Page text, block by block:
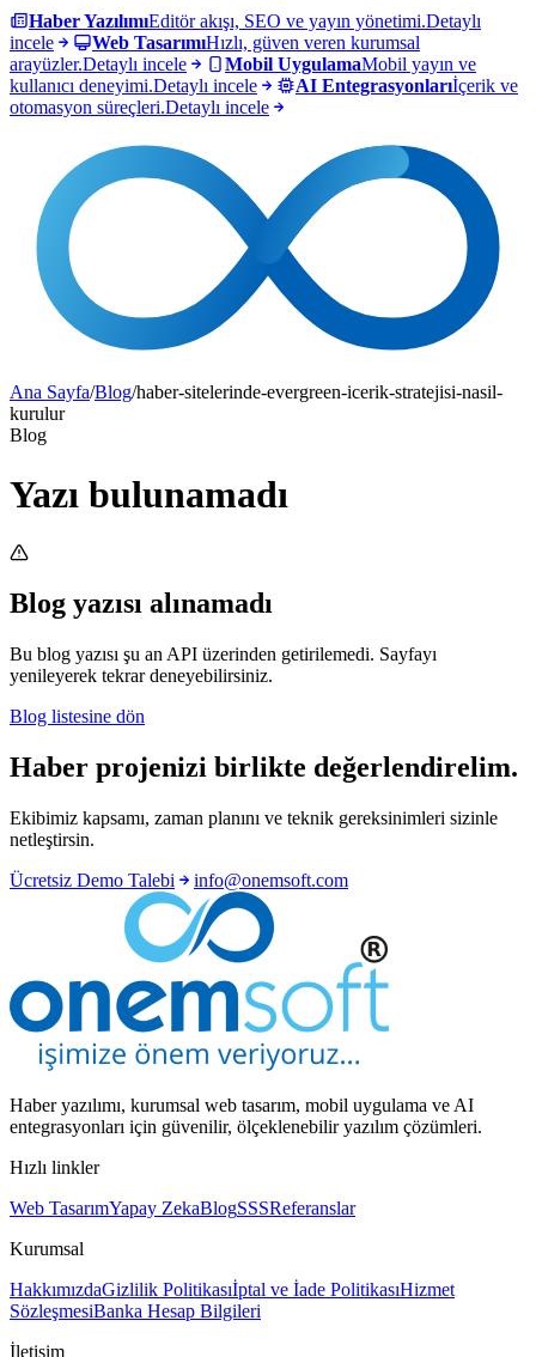
Haber YazılımıEditör akışı, SEO ve yayın yönetimi.Detaylı
incele
Web TasarımıHızlı, güven veren kurumsal
arayüzler.Detaylı incele Mobil UygulamaMobil yayın ve
kullanıcı deneyimi.Detaylı incele AI Entegrasyonlarıİçerik ve
otomasyon süreçleri.Detaylı incele
Ana Sayfa/Blog/haber-sitelerinde-evergreen-icerik-stratejisi-nasil-
kurulur
Blog
Yazı bulunamadı
Blog yazısı alınamadı
Bu blog yazısı şu an API üzerinden getirilemedi. Sayfayı
yenileyerek tekrar deneyebilirsiniz.
Blog listesine dön
Haber projenizi birlikte değerlendirelim.
Ekibimiz kapsamı, zaman planını ve teknik gereksinimleri sizinle
netleştirsin.
Ücretsiz Demo Talebi
info@onemsoft.com
Haber yazılımı, kurumsal web tasarım, mobil uygulama ve AI
entegrasyonları için güvenilir, ölçeklenebilir yazılım çözümleri.
Hızlı linkler
Web TasarımYapay ZekaBlogSSSReferanslar
Kurumsal
HakkımızdaGizlilik Politikasıİptal ve İade PolitikasıHizmet
SözleşmesiBanka Hesap Bilgileri
İletişim